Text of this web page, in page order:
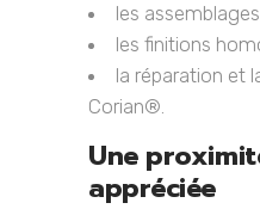
les
les finitions
la réparation et
Corian®.
Une
appréciée